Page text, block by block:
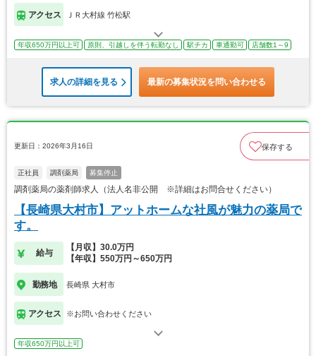
アクセス ＪＲ大村線 竹松駅
年収650万円以上可 原則、引越しを伴う転勤なし 駅チカ 車通勤可 店舗数1～9
求人の詳細を見る 最新の募集状況を問い合わせる
更新日：2026年3月16日 保存する
正社員 調剤薬局 募集停止
調剤薬局の薬剤師求人（法人名非公開 ※詳細はお問合せください）
【長崎県大村市】アットホームな社風が魅力の薬局で
す。
給与
【月収】30.0万円
【年収】550万円～650万円
勤務地 長崎県 大村市
アクセス ※お問い合わせください
年収650万円以上可